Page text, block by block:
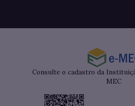
Consulte o cadastro da
MEC